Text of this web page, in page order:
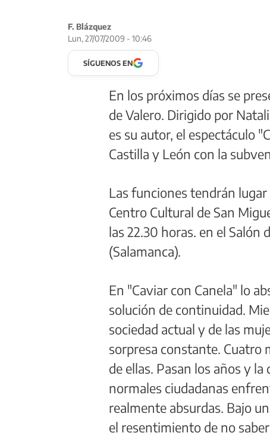
F. Blázquez
Lun, 27/07/2009 - 10:46
SÍGUENOS EN
En los próximos días se
de Valero. Dirigido por
es su autor, el espectáculo
Castilla y León con la
Las funciones tendrán
Centro Cultural de San
las 22.30 horas. en el
(Salamanca).
En "Caviar con Canela" lo
solución de continuidad.
sociedad actual y de las
sorpresa constante. Cuatro
de ellas. Pasan los años y
normales ciudadanas
realmente absurdas. Bajo
el resentimiento de no